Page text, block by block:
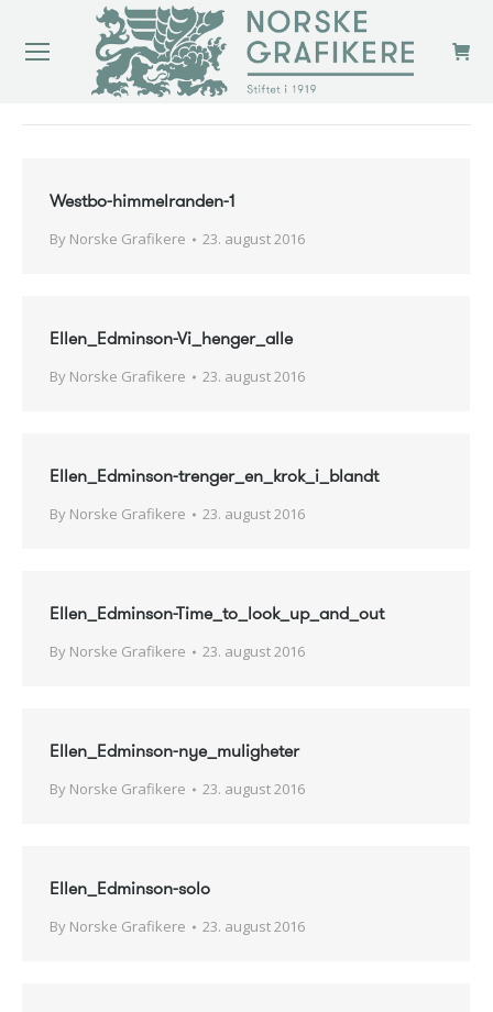
Westbo-himmelranden-1
By Norske Grafikere 23. august 2016
Ellen_Edminson-Vi_henger_alle
By Norske Grafikere 23. august 2016
Ellen_Edminson-trenger_en_krok_i_blandt
By Norske Grafikere 23. august 2016
Ellen_Edminson-Time_to_look_up_and_out
By Norske Grafikere 23. august 2016
Ellen_Edminson-nye_muligheter
By Norske Grafikere 23. august 2016
Ellen_Edminson-solo
By Norske Grafikere 23. august 2016